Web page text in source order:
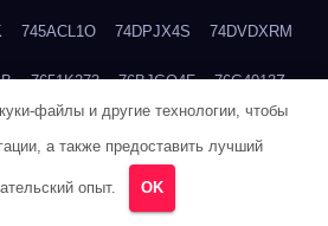
745ACL1O 74DPJX4S 74DVDXRM
7651K273 76BJGQ4F 76G4013Z
780FZHSV 78Q29S80
файлы и другие технологии, чтобы
а также предоставить лучший
опыт. OK